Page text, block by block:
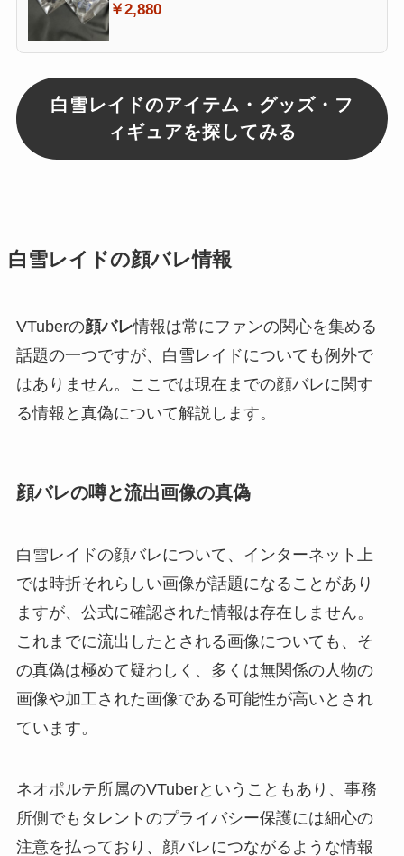
￥2,880
白雪レイドのアイテム・グッズ・フ
ィギュアを探してみる
白雪レイドの顔バレ情報
VTuberの顔バレ情報は常にファンの関心を集める
話題の一つですが、白雪レイドについても例外で
はありません。ここでは現在までの顔バレに関す
る情報と真偽について解説します。
顔バレの噂と流出画像の真偽
白雪レイドの顔バレについて、インターネット上
では時折それらしい画像が話題になることがあり
ますが、公式に確認された情報は存在しません。
これまでに流出したとされる画像についても、そ
の真偽は極めて疑わしく、多くは無関係の人物の
画像や加工された画像である可能性が高いとされ
ています。
ネオポルテ所属のVTuberということもあり、事務
所側でもタレントのプライバシー保護には細心の
注意を払っており、顔バレにつながるような情報